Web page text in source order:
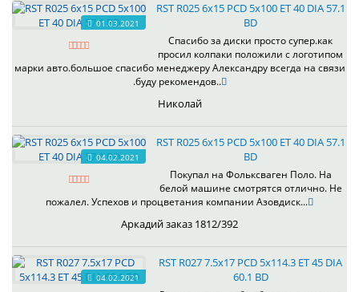
01.03.2021
RST R025 6x15 PCD 5x100 ET 40 DIA 57.1
BD
Спасибо за диски просто супер.как
просил колпаки положили с логотипом
марки авто.большое спасибо менеджеру Александру всегда на связи
.буду рекомендов..
Николай
04.02.2021
RST R025 6x15 PCD 5x100 ET 40 DIA 57.1
BD
Покупал на Фольксваген Поло. На
белой машине смотрятся отлично. Не
пожалел. Успехов и процветания компании Азовдиск...
Аркадий заказ 1812/392
04.02.2021
RST R027 7.5x17 PCD 5x114.3 ET 45 DIA
60.1 BD